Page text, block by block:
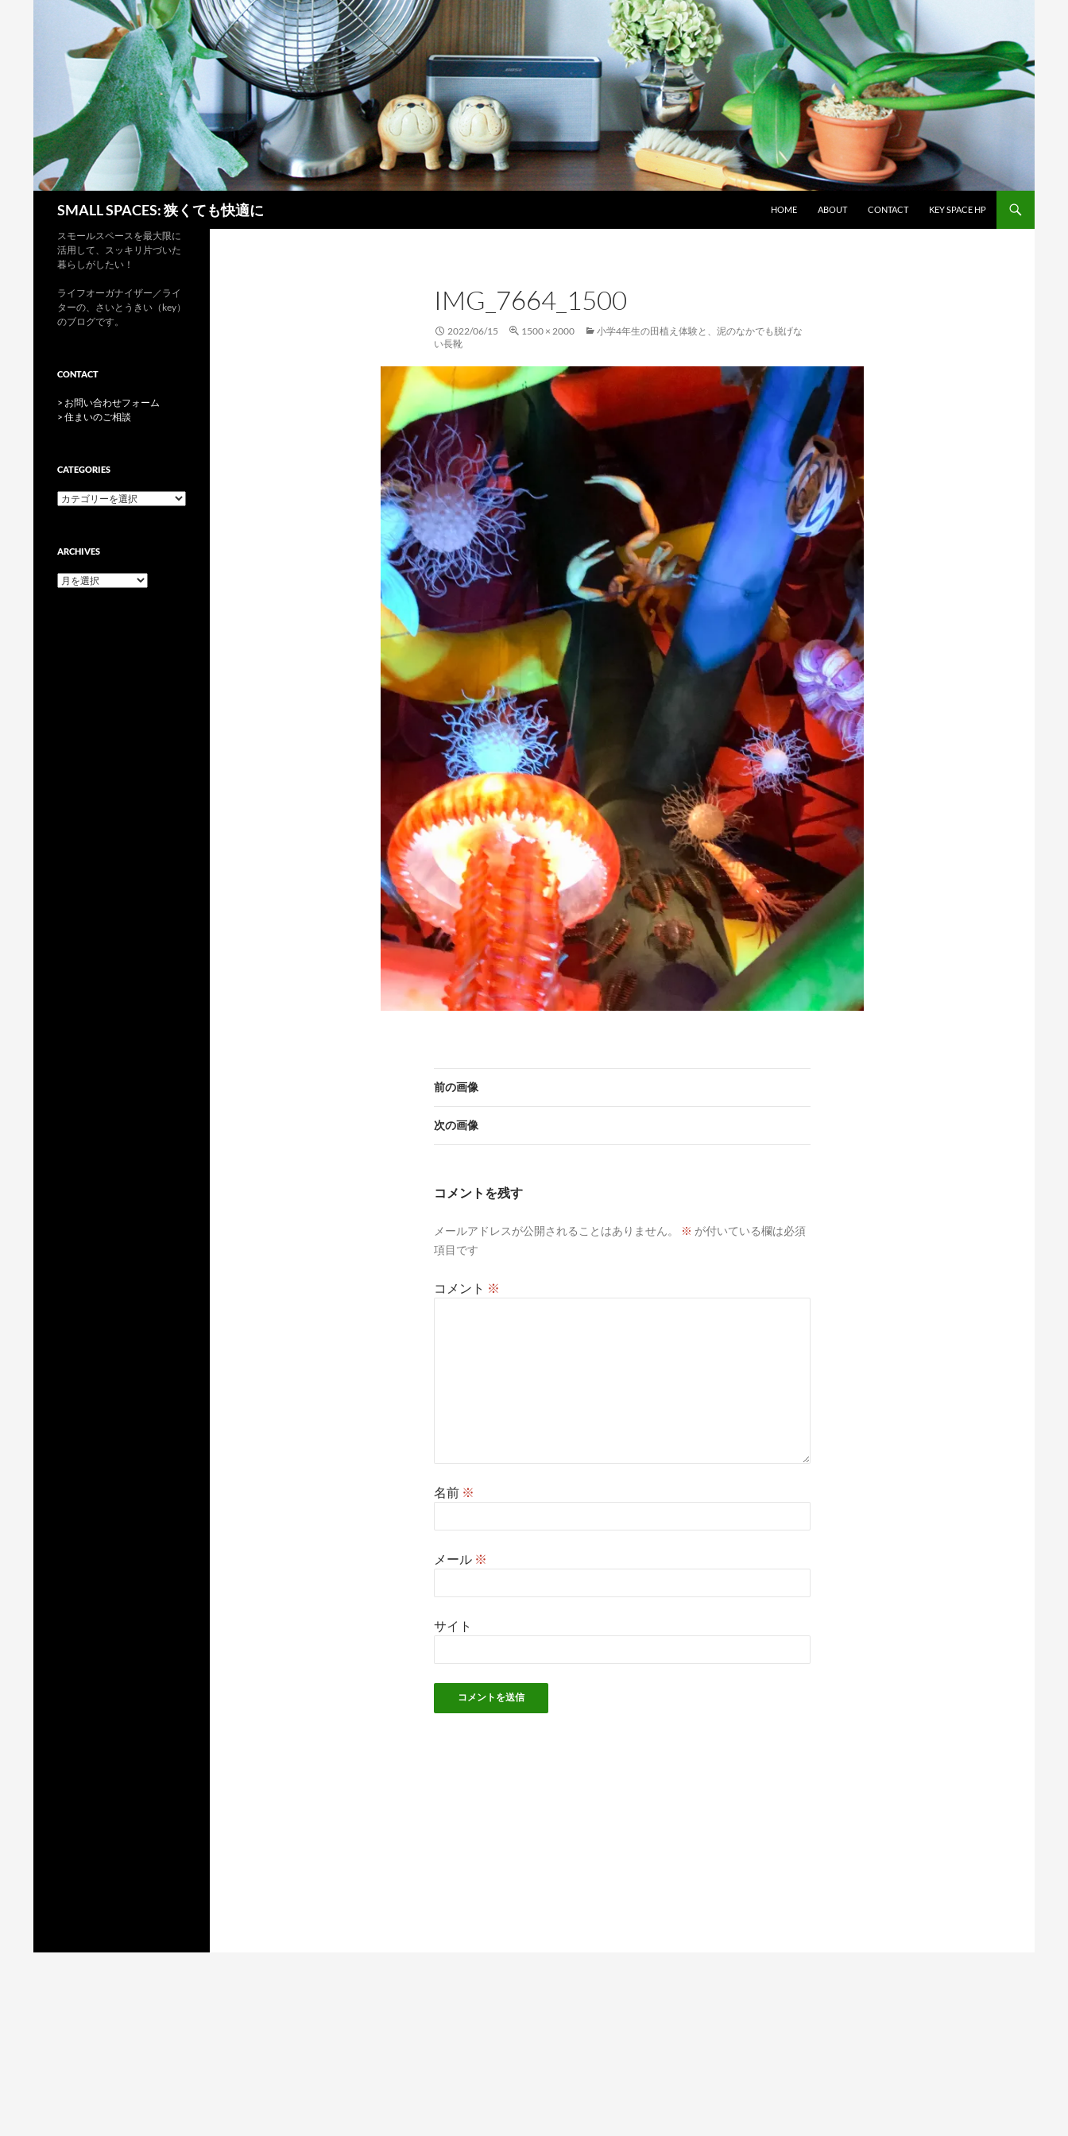
SMALL SPACES: 狭くても快適に
HOME
ABOUT CONTACT KEY SPACE HP
IMG_7664_1500
2022/06/15 1500 × 2000
小学4年生の田植え体験と、泥のなかでも脱げな
い長靴
前の画像
次の画像
コメントを残す
メールアドレスが公開されることはありません。 ※ が付いている欄は必須
項目です
コメント ※
名前 ※
メール ※
サイト
スモールスペースを最大限に
活用して、スッキリ片づいた
暮らしがしたい！
ライフオーガナイザー／ライ
ターの、さいとうきい（key）
のブログです。
CONTACT
> お問い合わせフォーム
> 住まいのご相談
CATEGORIES
categories
ARCHIVES
archives